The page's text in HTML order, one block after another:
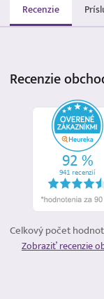
Recenzie
Recenzie
Celkový počet
Zobraziť recenzie
Spokojna